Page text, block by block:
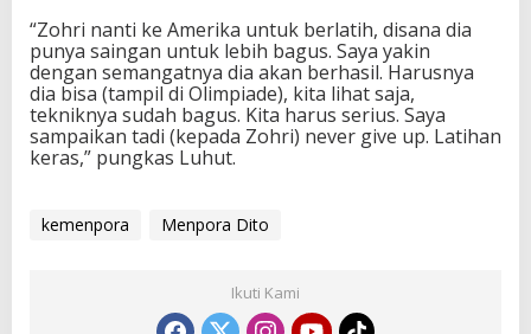
“Zohri nanti ke Amerika untuk berlatih, disana dia
punya saingan untuk lebih bagus. Saya yakin
dengan semangatnya dia akan berhasil. Harusnya
dia bisa (tampil di Olimpiade), kita lihat saja,
tekniknya sudah bagus. Kita harus serius. Saya
sampaikan tadi (kepada Zohri) never give up. Latihan
keras,” pungkas Luhut.
kemenpora Menpora Dito
Ikuti Kami